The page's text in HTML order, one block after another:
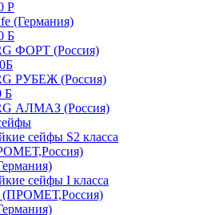
Р
(Германия)
Б
ФОРТ (Россия)
РУБЕЖ (Россия)
Б
АЛМАЗ (Россия)
сейфы S2 класса
сейфы I класса